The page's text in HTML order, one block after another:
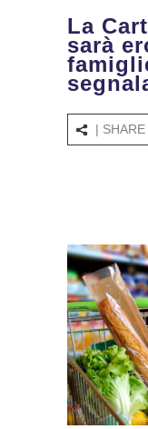
La
sarà
| SHARE